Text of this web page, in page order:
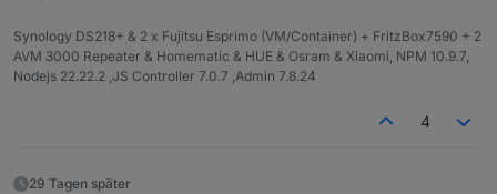
Synology DS218+ & 2 x Fujitsu Esprimo (VM/Container) + FritzBox7590 + 2
AVM 3000 Repeater & Homematic & HUE & Osram & Xiaomi, NPM 10.9.7,
Nodejs 22.22.2 ,JS Controller 7.0.7 ,Admin 7.8.24
4
29 Tagen später